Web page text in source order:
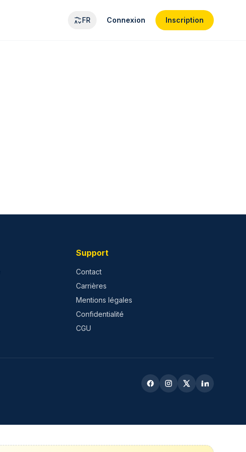
FR Connexion Inscription
Support
Contact
Carrières
Mentions légales
Confidentialité
CGU